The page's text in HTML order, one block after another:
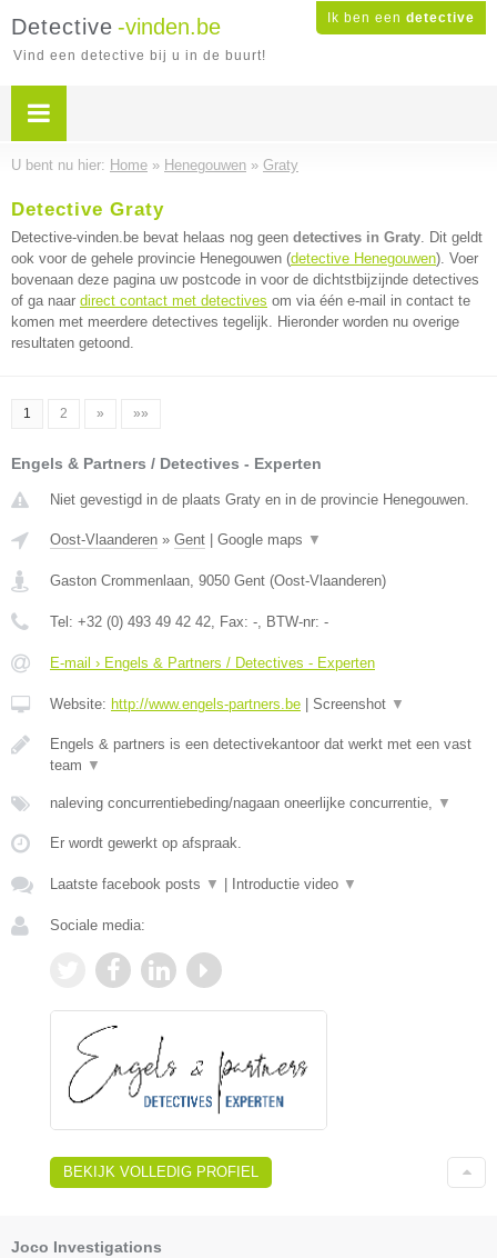
Ik ben een detective
Detective -vinden.be
Vind een detective bij u in de buurt!
U bent nu hier: Home » Henegouwen » Graty
Detective Graty
Detective-vinden.be bevat helaas nog geen detectives in Graty. Dit geldt
ook voor de gehele provincie Henegouwen (detective Henegouwen). Voer
bovenaan deze pagina uw postcode in voor de dichtstbijzijnde detectives
of ga naar direct contact met detectives om via één e-mail in contact te
komen met meerdere detectives tegelijk. Hieronder worden nu overige
resultaten getoond.
1 2 » »»
Engels & Partners / Detectives - Experten
Niet gevestigd in de plaats Graty en in de provincie Henegouwen.
Oost-Vlaanderen » Gent Google maps ▼
Gaston Crommenlaan, 9050 Gent (Oost-Vlaanderen)
Tel: +32 (0) 493 49 42 42, Fax: -, BTW-nr: -
E-mail › Engels & Partners / Detectives - Experten
Website: http://www.engels-partners.be Screenshot ▼
Engels & partners is een detectivekantoor dat werkt met een vast
team ▼
naleving concurrentiebeding/nagaan oneerlijke concurrentie, ▼
Er wordt gewerkt op afspraak.
Laatste facebook posts ▼ Introductie video ▼
Sociale media:
BEKIJK VOLLEDIG PROFIEL
Joco Investigations